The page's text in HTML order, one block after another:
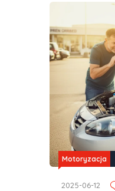
Motoryzacja
2025-06-12